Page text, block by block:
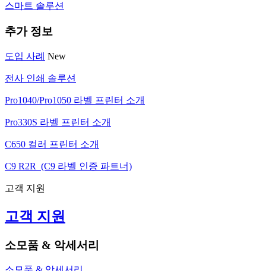
스마트 솔루션
추가 정보
도입 사례 New
전사 인쇄 솔루션
Pro1040/Pro1050 라벨 프린터 소개
Pro330S 라벨 프린터 소개
C650 컬러 프린터 소개
C9 R2R (C9 라벨 인증 파트너)
고객 지원
고객 지원
소모품 & 악세서리